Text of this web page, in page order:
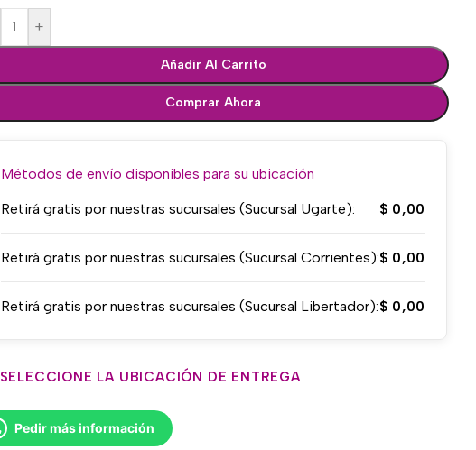
+
Añadir Al Carrito
Comprar Ahora
Métodos de envío disponibles para su ubicación
Retirá gratis por nuestras sucursales (Sucursal Ugarte): $ 0,00
Retirá gratis por nuestras sucursales (Sucursal Corrientes):$ 0,00
Retirá gratis por nuestras sucursales (Sucursal Libertador):$ 0,00
SELECCIONE LA UBICACIÓN DE ENTREGA
Pedir más información